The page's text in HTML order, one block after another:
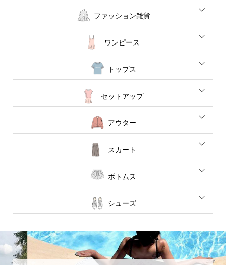
ファッション雑貨
ワンピース
トップス
セットアップ
アウター
スカート
ボトムス
シューズ